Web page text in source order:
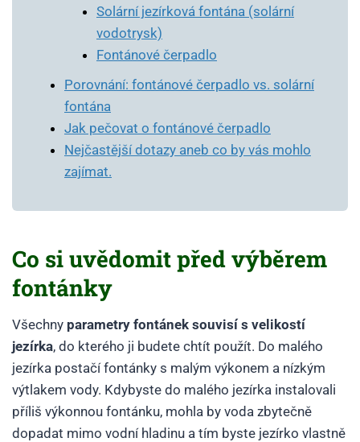
Solární jezírková fontána (solární
vodotrysk)
Fontánové čerpadlo
Porovnání: fontánové čerpadlo vs. solární
fontána
Jak pečovat o fontánové čerpadlo
Nejčastější dotazy aneb co by vás mohlo
zajímat.
Co si uvědomit před výběrem
fontánky
Všechny parametry fontánek souvisí s velikostí
jezírka, do kterého ji budete chtít použít. Do malého
jezírka postačí fontánky s malým výkonem a nízkým
výtlakem vody. Kdybyste do malého jezírka instalovali
příliš výkonnou fontánku, mohla by voda zbytečně
dopadat mimo vodní hladinu a tím byste jezírko vlastně